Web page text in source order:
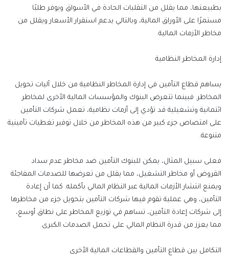
بطبيعتها، مما يقلل من التقلبات الحادة في الأسواق ويوفر طلبًا
مستمرًا على الأوراق المالية، وبالتالي يدعم استقرار الأسعار ويقلل من
مخاطرالأزمات المالية.
إدارة المخاطر النظامية
يساهم قطاع التأمين في إدارة المخاطر النظامية من خلال آليات تحويل
المخاطر. فبينما تتعرض البنوك والمؤسسات المالية الأخرى لمخاطر
ائتمانية وتشغيلية قد تؤدي إلى أزمات نظامية، تعمل شركات التأمين
على امتصاص جزء كبير من هذه المخاطر من خلال توفير تغطيات تأمينية
متنوعة.
فعلى سبيل المثال، يمكن للبنوك التأمين ضد مخاطرعدم سداد
القروض أو مخاطرالتشغيل، مما يقلل من تعرضها للصدمات المفاجئة
ويمنع انتشار الأزمات المالية عبر النظام المالي بأكمله. كما أن إعادة
التأمين، وهي عملية تقوم فيها شركات التأمين بتحويل جزء من مخاطرها
إلى شركات إعادة التأمين، تساهم في توزيع المخاطر على نطاق أوسع،
مما يعزز من قدرة النظام المالي على تحمل الصدمات الكبرى.
التكامل بين قطاع التأمين والقطاعات المالية الأخرى